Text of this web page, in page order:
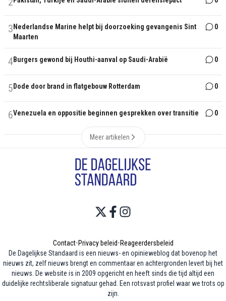
3 Nederlandse Marine helpt bij doorzoeking gevangenis Sint
Maarten
0
4Burgers gewond bij Houthi-aanval op Saudi-Arabië 0
5 Dode door brand in flatgebouw Rotterdam 0
6Venezuela en oppositie beginnen gesprekken over transitie 0
Meer artikelen
Contact•Privacy beleid•Reageerdersbeleid
De Dagelijkse Standaard is een nieuws- en opinieweblog dat bovenop het
nieuws zit, zelf nieuws brengt en commentaar en achtergronden levert bij het
nieuws. De website is in 2009 opgericht en heeft sinds die tijd altijd een
duidelijke rechtsliberale signatuur gehad. Een rotsvast profiel waar we trots op
zijn.